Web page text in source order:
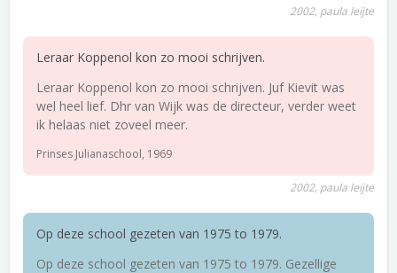
2002, paula leijte
Leraar Koppenol kon zo mooi schrijven.
Leraar Koppenol kon zo mooi schrijven. Juf Kievit was
wel heel lief. Dhr van Wijk was de directeur, verder weet
ik helaas niet zoveel meer.
Prinses Julianaschool, 1969
2002, paula leijte
Op deze school gezeten van 1975 to 1979.
Op deze school gezeten van 1975 to 1979. Gezellige